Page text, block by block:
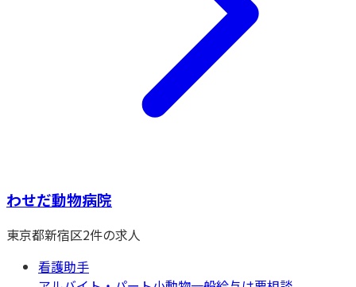
わせだ動物病院
東京都新宿区2件の求人
看護助手